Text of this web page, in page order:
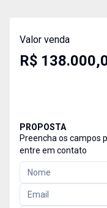
Valor venda
R$
PROPOSTA
Preencha os campos
entre em contato